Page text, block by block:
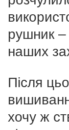
рушник –
наших
Після
хочу ж